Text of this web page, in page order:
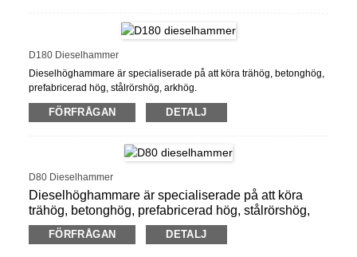
Leveransförmåga: 100 stycken/bitar per månad
Betalningsvillkor: L/C, D/A, D/P, T/T
D180 Dieselhammer
Dieselhöghammare är specialiserade på att köra trähög, betonghög,
prefabricerad hög, stålrörshög, arkhög.
FOB -pris: 0,5 US $ - 9,999,999 / bit
Min.order kvantitet: 1 bit/bitar
Betalningsvillkor: L/C, D/A, D/P, T/T
FÖRFRÅGAN DETALJ
D80 Dieselhammer
Dieselhöghammare är specialiserade på att köra
trähög, betonghög, prefabricerad hög, stålrörshög,
arkhög.
FÖRFRÅGAN DETALJ